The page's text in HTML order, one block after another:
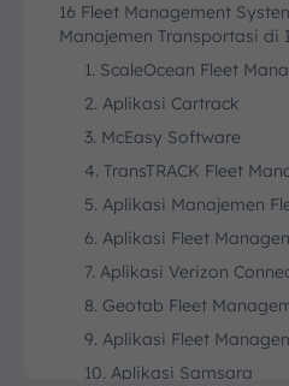
16 Fleet Management
Manajemen Transportasi di
1. ScaleOcean Fleet
2. Aplikasi Cartrack
3. McEasy Software
4. TransTRACK Fleet
5. Aplikasi Manajemen
6. Aplikasi Fleet
7. Aplikasi Verizon
8. Geotab Fleet
9. Aplikasi Fleet
10. Aplikasi Samsara